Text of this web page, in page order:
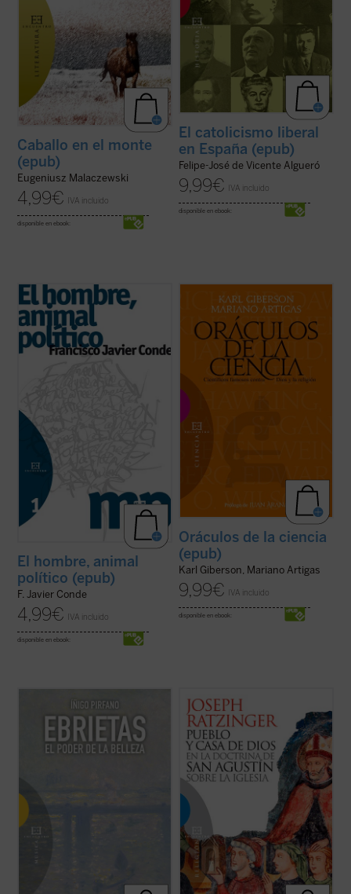
Caballo en el monte
(epub)
Eugeniusz Malaczewski
4,99€ IVA incluido
disponible en ebook:
El catolicismo liberal
en España (epub)
Felipe-José de Vicente Algueró
9,99€ IVA incluido
disponible en ebook:
El proceso reduccionista al que se ha visto
sometida la política, convertida en una pura
relación de poder, se ha solapado
paradójicamente con una Sociedad
despolitizaday un Estado desapoderado
También con la perversa ...(ver ficha)
El hombre, animal
político (epub)
F. Javier Conde
4,99€ IVA incluido
disponible en ebook:
La ciencia forma parte de nuestra
compresión contemporánea del mundo y
de nuestra esperanza en el futuro. Para
algunos ha desplazado a la religión, y los
creyentes deben afrontar los desafíos
planteados por la ciencia. Sin embargo,
pocos tienen ...(ver ficha)
Oráculos de la ciencia
(epub)
Karl Giberson, Mariano Artigas
9,99€ IVA incluido
disponible en ebook:
Cuando un filósofo escribe sobre estética,
el resultado constituye en no pocos casos
un ejercicio de admirable erudición que no
consigue penetrar en la naturaleza de la
creación poética. Y al revés; si un artista se
lanza a la difícil tarea ... (ver ficha)
El concepto de pueblo de Dios en la
eclesiología de Agustín de Hipona es el
concepto central de este libro, redactado
como tesis doctoral por Joseph Ratzinger
y que supuso su brillante entrada en el
mundo de la investigación teológica. En ...
(ver ficha)